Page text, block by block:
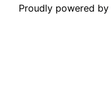
Proudly powered by